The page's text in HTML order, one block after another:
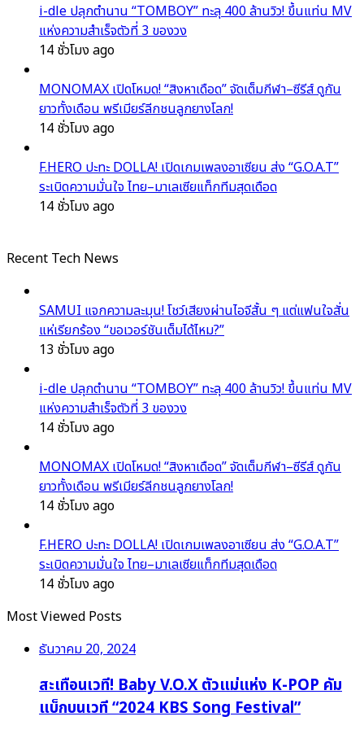
i-dle ปลุกตำนาน “TOMBOY” ทะลุ 400 ล้านวิว! ขึ้นแท่น MV
แห่งความสำเร็จตัวที่ 3 ของวง
14 ชั่วโมง ago
MONOMAX เปิดโหมด! “สิงหาเดือด” จัดเต็มกีฬา–ซีรีส์ ดูกัน
ยาวทั้งเดือน พรีเมียร์ลีกชนลูกยางโลก!
14 ชั่วโมง ago
F.HERO ปะทะ DOLLA! เปิดเกมเพลงอาเซียน ส่ง “G.O.A.T”
ระเบิดความมั่นใจ ไทย–มาเลเซียแท็กทีมสุดเดือด
14 ชั่วโมง ago
Recent Tech News
SAMUI แจกความละมุน! โชว์เสียงผ่านไอจีสั้น ๆ แต่แฟนใจสั่น
แห่เรียกร้อง “ขอเวอร์ชันเต็มได้ไหม?”
13 ชั่วโมง ago
i-dle ปลุกตำนาน “TOMBOY” ทะลุ 400 ล้านวิว! ขึ้นแท่น MV
แห่งความสำเร็จตัวที่ 3 ของวง
14 ชั่วโมง ago
MONOMAX เปิดโหมด! “สิงหาเดือด” จัดเต็มกีฬา–ซีรีส์ ดูกัน
ยาวทั้งเดือน พรีเมียร์ลีกชนลูกยางโลก!
14 ชั่วโมง ago
F.HERO ปะทะ DOLLA! เปิดเกมเพลงอาเซียน ส่ง “G.O.A.T”
ระเบิดความมั่นใจ ไทย–มาเลเซียแท็กทีมสุดเดือด
14 ชั่วโมง ago
Most Viewed Posts
ธันวาคม 20, 2024
สะเทือนเวที! Baby V.O.X ตัวแม่แห่ง K-POP คัม
แบ็กบนเวที “2024 KBS Song Festival”